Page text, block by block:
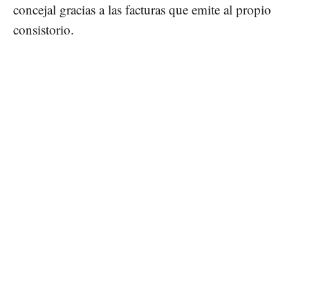
concejal gracias a las facturas que emite al propio
consistorio.